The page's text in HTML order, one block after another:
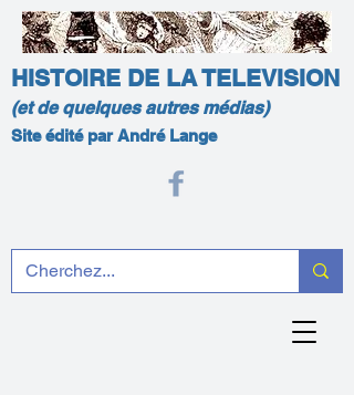
HISTOIRE DE LA TELEVISION
(et de quelques autres médias)
Site édité par André Lange